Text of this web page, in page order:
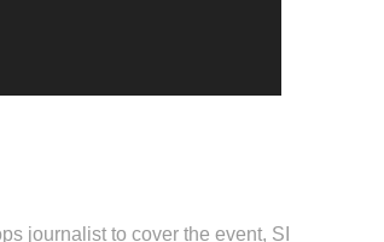
journalist to cover the event SI